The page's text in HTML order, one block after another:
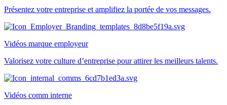
Présentez votre entreprise et amplifiez la portée de vos messages.
Vidéos marque employeur
Valorisez votre culture d’entreprise pour attirer les meilleurs talents.
Vidéos comm interne